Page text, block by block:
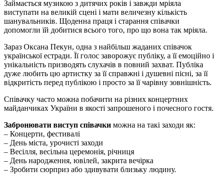
Займається музикою з дитячих років і завжди мріяла
виступати на великій сцені і мати величезну кількість
шанувальників. Щоденна праця і старання співачки
допомогли їй добитися всього того, про що вона так мріяла.
Зараз Оксана Пекун, одна з найбільш жаданих співачок
української естради. Її голос заворожує публіку, а її емоційно і
унікальність призводять слухачів в повний захват. Публіка
дуже любить цю артистку за її справжні і душевні пісні, за її
відкритість перед публікою і просто за її чарівну зовнішність.
Співачку часто можна побачити на різних концертних
майданчиках України в якості запрошеного і почесного гостя.
Забронювати виступ співачки можна на такі заходи як:
– Концерти, фестивалі
– День міста, урочисті заходи
– Весілля, весільна церемонія, річниця
– День народження, ювілей, закрита вечірка
– Зробити сюрприз або здивувати близьку людину.